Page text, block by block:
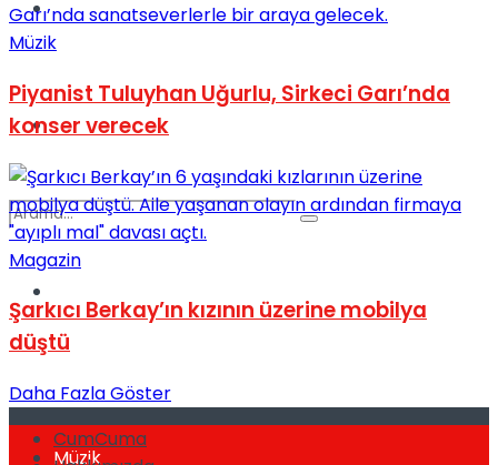
Dünya
Müzik
Podcast
No Result
View All Result
Müzik
Piyanist Tuluyhan Uğurlu, Sirkeci Garı’nda
konser verecek
Magazin
Şarkıcı Berkay’ın kızının üzerine mobilya
düştü
Daha Fazla Göster
CumCuma